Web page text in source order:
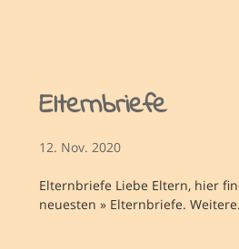
Elternbriefe
12. Nov. 2020
Elternbriefe Liebe Eltern, hier
neuesten » Elternbriefe.